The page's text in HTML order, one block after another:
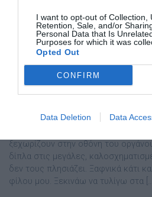
I want to opt-out of Collection,
Retention, Sale, and/or
Personal Data that Is
Purposes for which it was
Opted Out
CONFIRM
Data Deletion Data
Slow Jigging - Inchiku: Στη
ψαριών
ψαριών διακρίνονται στις οθόνες
ξεχωρίζουν στην οθόνη του
δίπλα στις µεγάλες,
δεν τους πλησιάζει. Ξαφνικά κάτι
φίλου µου. Ξεκινάω να τυλίγω στα […]